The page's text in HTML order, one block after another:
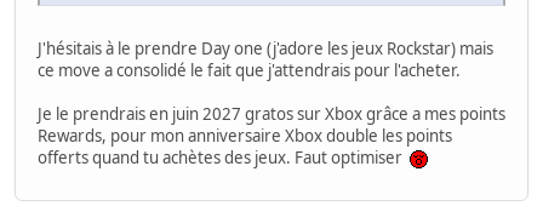
J'hésitais à le prendre Day one (j'adore les jeux Rockstar) mais
ce move a consolidé le fait que j'attendrais pour l'acheter.
Je le prendrais en juin 2027 gratos sur Xbox grâce a mes points
Rewards, pour mon anniversaire Xbox double les points
offerts quand tu achètes des jeux. Faut optimiser